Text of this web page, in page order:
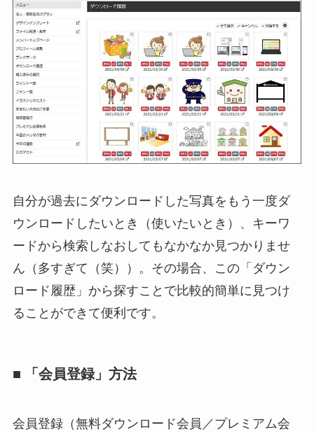
自分が過去にダウンロードした写真をもう一度ダ
ウンロードしたいとき（使いたいとき）、キーワ
ードから検索しなおしてもなかなか見つかりませ
ん（多すぎて（笑））。その場合、この「ダウン
ロード履歴」から探すことで比較的簡単に見つけ
ることができて便利です。
■ 「会員登録」方法
会員登録（無料ダウンロード会員／プレミアム会